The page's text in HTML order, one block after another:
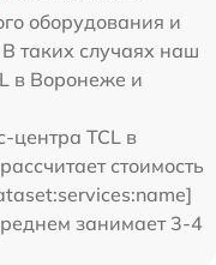
оборудования и
таких случаях наш
в Воронеже и
центра TCL в
стоимость
занимает 3-4